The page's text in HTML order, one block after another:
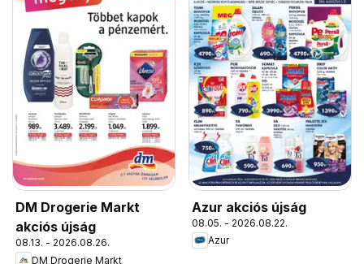
DM Drogerie Markt
akciós újság
08.13. - 2026.08.26.
DM Drogerie Markt
Azur akciós újság
08.05. - 2026.08.22.
Azur